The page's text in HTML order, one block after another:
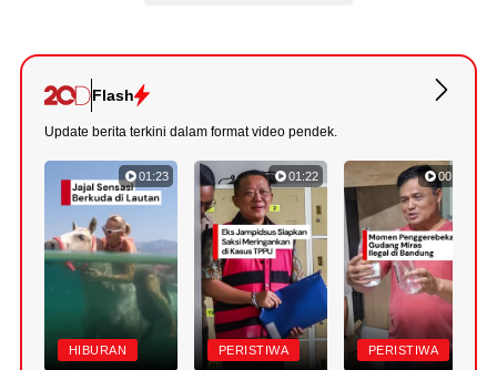
Flash
Update berita terkini dalam format video pendek.
01:23
HIBURAN
01:22
PERISTIWA
00:51
PERISTIWA